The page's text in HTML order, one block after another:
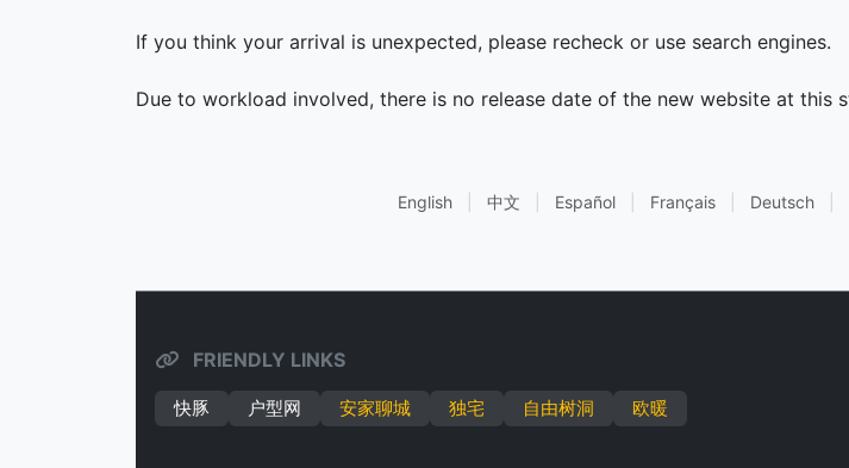
If you think your arrival is unexpected, please recheck or use search engines.
Due to workload involved, there is no release date of the new website at this
English 中文 Español Français Deutsch
FRIENDLY LINKS
快豚 户型网 安家聊城 独宅 自由树洞 欧暖